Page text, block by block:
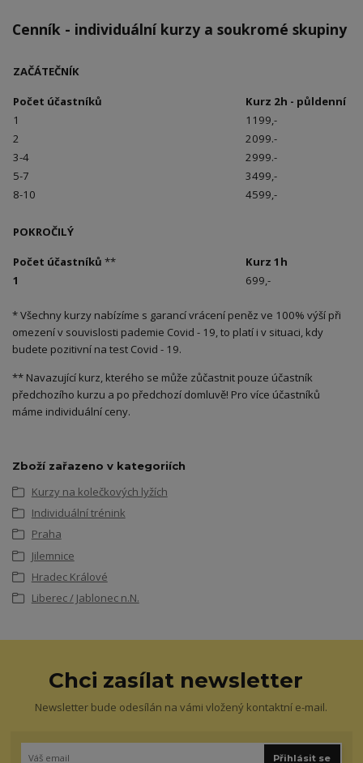
Cenník - individuální kurzy a soukromé skupiny
ZAČÁTEČNÍK
Počet účastníků
Kurz 2h - půldenní
1
1199,-
2
2099.-
3-4
2999.-
5-7
3499,-
8-10
4599,-
POKROČILÝ
Počet účastníků **
Kurz 1h
1
699,-
* Všechny kurzy nabízíme s garancí vrácení peněz ve 100% výší při
omezení v souvislosti pademie Covid - 19, to platí i v situaci, kdy
budete pozitivní na test Covid - 19.
** Navazující kurz, kterého se může zůčastnit pouze účastník
předchozího kurzu a po předchozí domluvě! Pro více účastníků
máme individuální ceny.
Zboží zařazeno v kategoriích
Kurzy na kolečkových lyžích
Individuální trénink
Praha
Jilemnice
Hradec Králové
Liberec / Jablonec n.N.
Chci zasílat newsletter
Newsletter bude odesílán na vámi vložený kontaktní e-mail.
Přihlásit se